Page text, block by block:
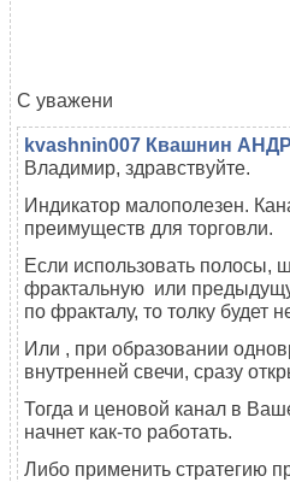
С уважени
kvashnin007 Квашнин
Владимир, здравствуйте.
Индикатор малополезен.
преимуществ для торговли.
Если использовать полосы,
фрактальную или
по фракталу, то толку будет
Или , при образовании
внутренней свечи, сразу
Тогда и ценовой канал в
начнет как-то работать.
Либо применить стратегию